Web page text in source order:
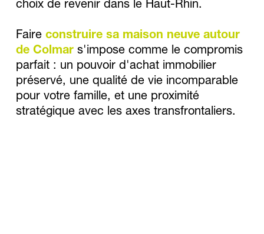
choix de revenir dans le Haut-Rhin.
Faire construire sa maison neuve autour
de Colmar s'impose comme le compromis
parfait : un pouvoir d'achat immobilier
préservé, une qualité de vie incomparable
pour votre famille, et une proximité
stratégique avec les axes transfrontaliers.